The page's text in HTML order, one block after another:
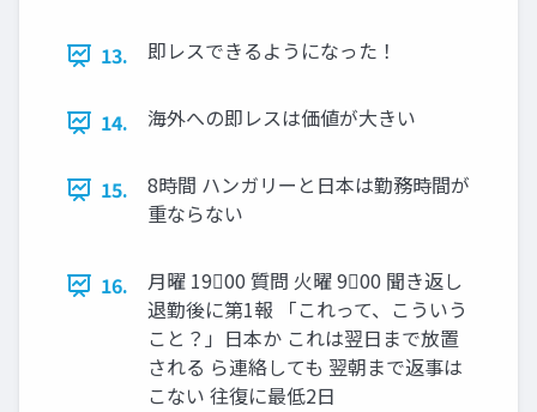
13. 即レスできるようになった！
14. 海外への即レスは価値が大きい
15.
8時間 ハンガリーと日本は勤務時間が
重ならない
16.
月曜 1900 質問 火曜 900 聞き返し
退勤後に第1報 「これって、こういう
こと？」日本か これは翌日まで放置
される ら連絡しても 翌朝まで返事は
こない 往復に最低2日